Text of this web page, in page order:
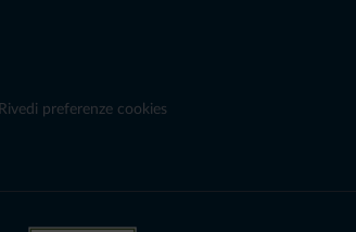
Rivedi preferenze cookies